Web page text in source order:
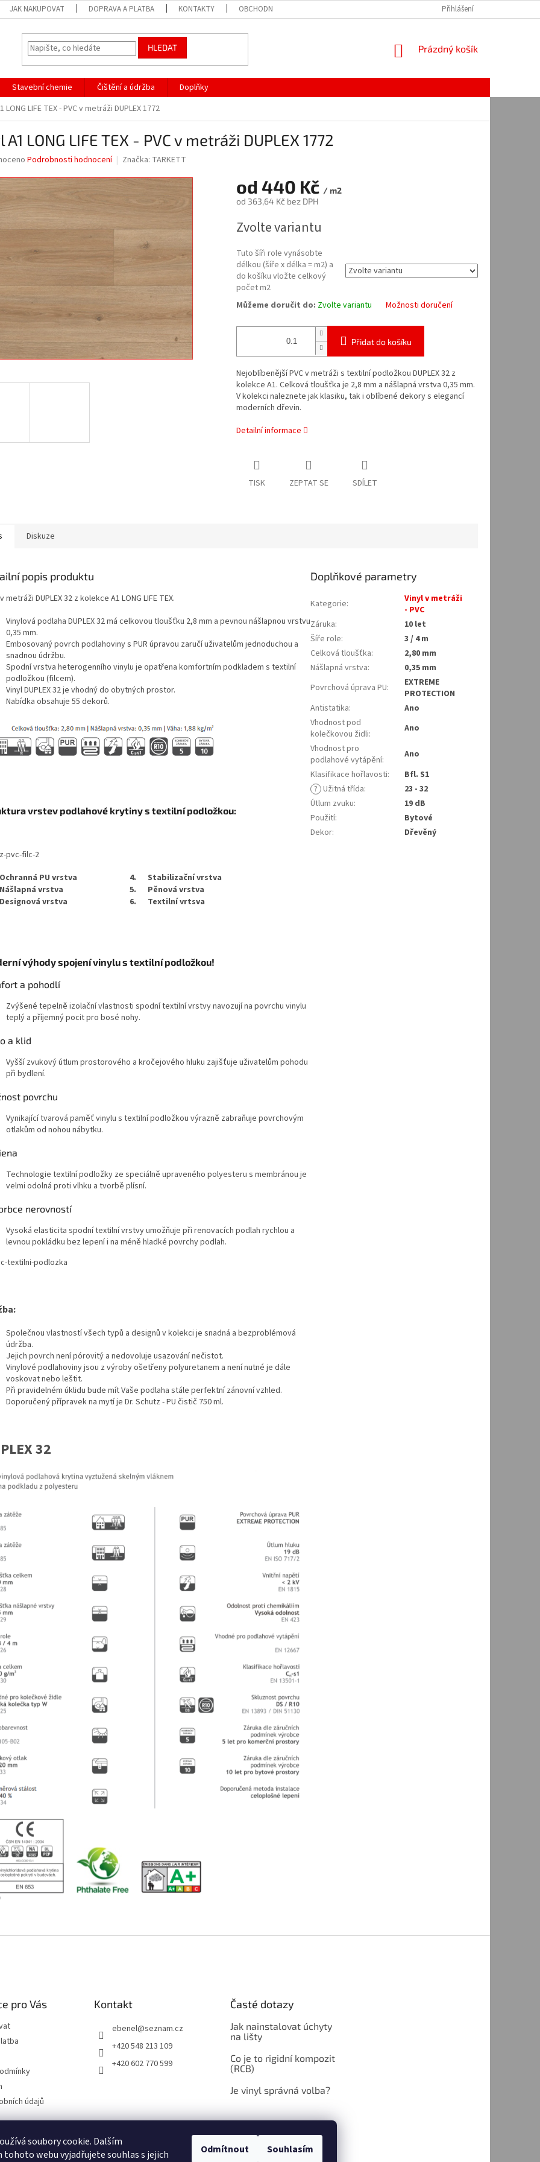
soubory cookie. Dalším
tohoto webu vyjadřujete souhlas s jejich
Odmítnout Souhlasím
JAK NAKUPOVAT DOPRAVA A PLATBA KONTAKTY OBCHODNÍ PODMÍNKY OCHRANA OSOBNÍCH ÚDAJŮ
Přihlášení
HLEDAT
NÁKUPNÍ
Prázdný košík
Stavební chemie Čištění a údržba
Doplňky
LONG LIFE TEX - PVC v metráži DUPLEX 1772
A1 LONG LIFE TEX - PVC v metráži DUPLEX 1772
Podrobnosti hodnocení Značka: TARKETT
od 440 Kč / m2
od 363,64 Kčbez DPH
cena:
Zvolte variantu
Tuto šíři role vynásobte
délkou (šíře x délka = m2) a
do košíku vložte celkový
počet m2
Můžeme doručit do: Zvolte variantu Možnosti doručení
Přidat do košíku
Nejoblíbenější PVC v metráži s textilní podložkou DUPLEX 32 z
kolekce A1. Celková tloušťka je 2,8 mm a nášlapná vrstva 0,35 mm.
V kolekci naleznete jak klasiku, tak i oblíbené dekory s elegancí
moderních dřevin.
Detailní informace
TISK ZEPTAT SE SDÍLET
Diskuze
popis produktu
metráži DUPLEX 32 z kolekce A1 LONG LIFE TEX.
Vinylová podlaha DUPLEX 32 má celkovou tloušťku 2,8 mm a pevnou nášlapnou vrstvu
0,35 mm.
Embosovaný povrch podlahoviny s PUR úpravou zaručí uživatelům jednoduchou a
snadnou údržbu.
Spodní vrstva heterogenního vinylu je opatřena komfortním podkladem s textilní
podložkou (filcem).
Vinyl DUPLEX 32 je vhodný do obytných prostor.
Nabídka obsahuje 55 dekorů.
vrstev podlahové krytiny s textilní podložkou:
Ochranná PU vrstva 4.
Stabilizační vrstva
Nášlapná vrstva
5.
Pěnová vrstva
Designová vrstva
6. Textilní vrtsva
výhody spojení vinylu s textilní podložkou!
a pohodlí
Zvýšené tepelně izolační vlastnosti spodní textilní vrstvy navozují na povrchu vinylu
teplý a příjemný pocit pro bosé nohy.
a klid
Vyšší zvukový útlum prostorového a kročejového hluku zajišťuje uživatelům pohodu
při bydlení.
povrchu
Vynikající tvarová paměť vinylu s textilní podložkou výrazně zabraňuje povrchovým
otlakům od nohou nábytku.
Technologie textilní podložky ze speciálně upraveného polyesteru s membránou je
velmi odolná proti vlhku a tvorbě plísní.
nerovností
Vysoká elasticita spodní textilní vrstvy umožňuje při renovacích podlah rychlou a
levnou pokládku bez lepení i na méně hladké povrchy podlah.
Společnou vlastností všech typů a designů v kolekci je snadná a bezproblémová
údržba.
Jejich povrch není pórovitý a nedovoluje usazování nečistot.
Vinylové podlahoviny jsou z výroby ošetřeny polyuretanem a není nutné je dále
voskovat nebo leštit.
Při pravidelném úklidu bude mít Vaše podlaha stále perfektní zánovní vzhled.
Doporučený přípravek na mytí je Dr. Schutz - PU čistič 750 ml.
32
Doplňkové parametry
Kategorie:
Vinyl v metráži
- PVC
Záruka:
10 let
Šíře role:
3 / 4 m
Celková tloušťka:
2,80 mm
Nášlapná vrstva:
0,35 mm
Povrchová úprava PU:
EXTREME
PROTECTION
Antistatika:
Ano
Vhodnost pod
kolečkovou židli:
Ano
Vhodnost pro
podlahové vytápění:
Ano
Klasifikace hořlavosti:
Bfl. S1
? Užitná třída:
23 - 32
Útlum zvuku:
19 dB
Použití:
Bytové
Dekor: Dřevěný
pro Vás
údajů
Kontakt
ebenel@seznam.cz
+420 548 213 109
+420 602 770 599
Časté dotazy
Jak nainstalovat úchyty
na lišty
Co je to rigidní kompozit
(RCB)
Je vinyl správná volba?
Zboží.cz Heureka.cz Časté dotazy Ebenel - podlahové studio